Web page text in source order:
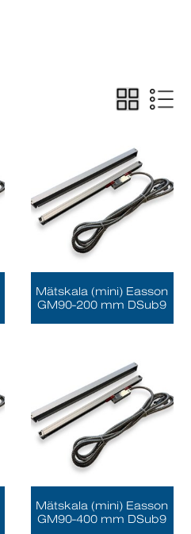
Mätskala (mini) Easson
GM90-200 mm DSub9
Mätskala (mini) Easson
GM90-400 mm DSub9